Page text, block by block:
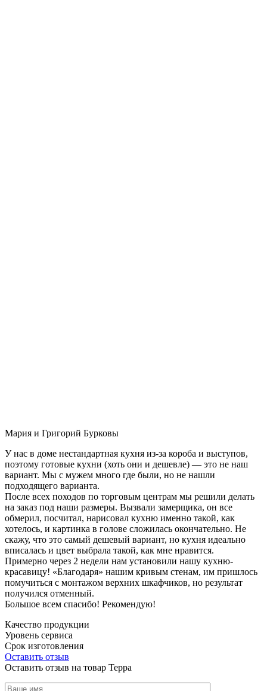
Мария и Григорий Бурковы
У нас в доме нестандартная кухня из-за короба и выступов,
поэтому готовые кухни (хоть они и дешевле) — это не наш
вариант. Мы с мужем много где были, но не нашли
подходящего варианта.
После всех походов по торговым центрам мы решили делать
на заказ под наши размеры. Вызвали замерщика, он все
обмерил, посчитал, нарисовал кухню именно такой, как
хотелось, и картинка в голове сложилась окончательно. Не
скажу, что это самый дешевый вариант, но кухня идеально
вписалась и цвет выбрала такой, как мне нравится.
Примерно через 2 недели нам установили нашу кухню-
красавицу! «Благодаря» нашим кривым стенам, им пришлось
помучиться с монтажом верхних шкафчиков, но результат
получился отменный.
Большое всем спасибо! Рекомендую!
Качество продукции
Уровень сервиса
Срок изготовления
Оставить отзыв
Оставить отзыв на товар Терра